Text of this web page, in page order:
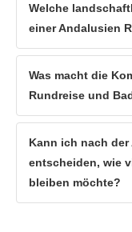
Welche
einer Andalusien
Was macht die
Rundreise und
Kann ich nach
entscheiden, wie
bleiben möchte?